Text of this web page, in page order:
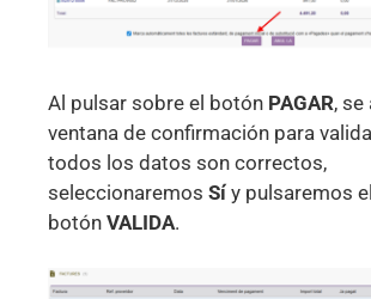
Al pulsar sobre el botón PAGAR, se
ventana de confirmación para
todos los datos son correctos,
seleccionaremos Sí y pulsaremos el
botón VALIDA.